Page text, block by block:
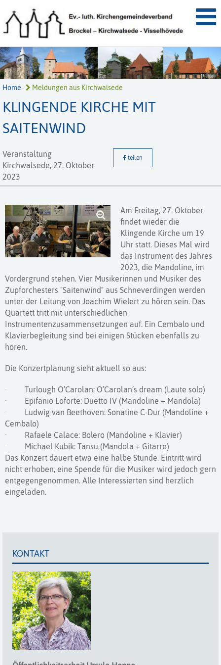
privat
Home Meldungen aus Kirchwalsede
KLINGENDE KIRCHE MIT
SAITENWIND
Veranstaltung
Kirchwalsede, 27. Oktober
2023
teilen
Am Freitag, 27. Oktober
findet wieder die
Klingende Kirche um 19
Uhr statt. Dieses Mal wird
das Instrument des Jahres
2023, die Mandoline, im
Vordergrund stehen. Vier Musikerinnen und Musiker des
Zupforchesters "Saitenwind" aus Schneverdingen werden
unter der Leitung von Joachim Wielert zu hören sein. Das
Quartett tritt mit unterschiedlichen
Instrumentenzusammensetzungen auf. Ein Cembalo und
Klavierbegleitung sind bei einigen Stücken ebenfalls zu
hören.
Die Konzertplanung sieht aktuell so aus:
· Turlough O’Carolan: O’Carolan’s dream (Laute solo)
· Epifanio Loforte: Duetto IV (Mandoline + Mandola)
· Ludwig van Beethoven: Sonatine C-Dur (Mandoline +
Cembalo)
· Rafaele Calace: Bolero (Mandoline + Klavier)
· Michael Kubik: Tansu (Mandola + Gitarre)
Das Konzert dauert etwa eine halbe Stunde. Eintritt wird
nicht erhoben, eine Spende für die Musiker wird jedoch gern
entgegengenommen. Alle Interessierten sind herzlich
eingeladen.
KONTAKT